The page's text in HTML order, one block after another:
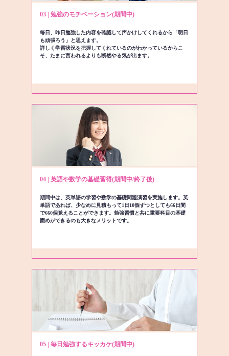
03 | 勉強のモチベーション(期間中)
毎日、昨日勉強した内容を確認して声かけしてくれるから「明日
も頑張ろう」と思えます。
詳しく学習状況を把握してくれているのがわかっているからこ
そ、たまに言われるよりも断然やる気が出ます。
04 | 英語や数学の基礎習得(期間中/終了後)
期間中は、英単語の学習や数学の基礎問題演習を実施します。英
単語であれば、少なめに見積もって1日10個ずつとしても66日間
で660個覚えることができます。勉強習慣と共に重要科目の基礎
固めができるのも大きなメリットです。
05 | 毎日勉強するキッカケ(期間中)